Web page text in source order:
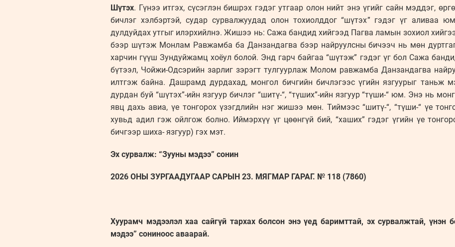
Шүтэх. Гүнээ итгэх, сүсэглэн бишрэх гэдэг утгаар олон нийт энэ үгийг сайн мэддэг,
бичлэг хэлбэртэй, судар сурвалжуудад олон тохиолддог “шүтэх” гэдэг үг аливаа
дулдуйдах утгыг илэрхийлнэ. Жишээ нь: Сажа бандид хийгээд Пагва ламын зохиол
бээр шүтэж Монлам Равжамба ба Данзандагва бээр найруулсны бичээч нь мөн
харчин гүүш Зундуйжамц хоёул болой. Энд гарч байгаа “шүтэж” гэдэг үг бол Сажа
бүтээл, Чойжи-Одсэрийн зарлиг зэрэгт тулгуурлаж Молом равжамба Данзандагва
илтгэж байна. Дашрамд дурдахад, монгол бичгийн бичлэгээс үгийн язгуурыг таньж
дурдан буй “шүтэх”-ийн язгуур бичлэг “шитү-“, “түших”-ийн язгуур “түши-“ юм. Энэ нь
явц дахь авиа, үе тонгорох үзэгдлийн нэг жишээ мөн. Тиймээс “шитү-“, “түши-“ үе
хувьд адил гэж ойлгож болно. Иймэрхүү үг цөөнгүй бий, “хаших” гэдэг үгийн үе
бичгээр шиха- язгуур) гэх мэт.
Эх сурвалж: “Зууны мэдээ” сонин
2026 ОНЫ ЗУРГААДУГААР САРЫН 23. МЯГМАР ГАРАГ. № 118 (7860)
Хуурамч мэдээлэл хаа сайгүй тархах болсон энэ үед баримттай, эх сурвалжтай, үнэн
мэдээ” сониноос аваарай.